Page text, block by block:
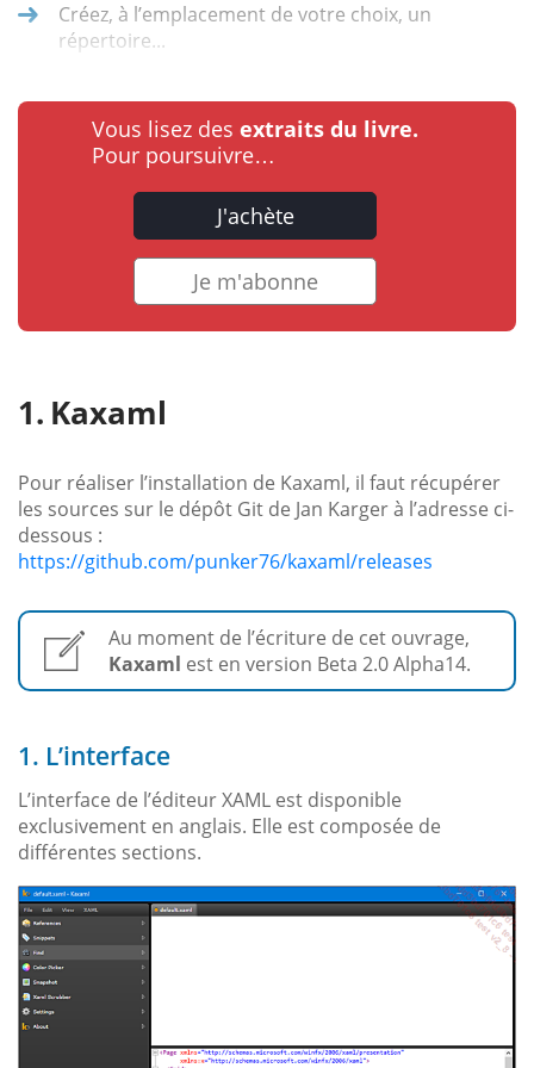
Créez, à l’emplacement de votre choix, un
répertoire...
Vous lisez des extraits du livre.
Pour poursuivre…
J'achète
Je m'abonne
Kaxaml
Pour réaliser l’installation de Kaxaml, il faut récupérer
les sources sur le dépôt Git de Jan Karger à l’adresse ci-
dessous :
https://github.com/punker76/kaxaml/releases
Au moment de l’écriture de cet ouvrage,
Kaxaml est en version Beta 2.0 Alpha14.
1. L’interface
L’interface de l’éditeur XAML est disponible
exclusivement en anglais. Elle est composée de
différentes sections.